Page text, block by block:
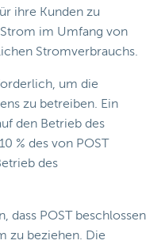
ihre Kunden zu
im Umfang von
Stromverbrauchs.
um die
zu betreiben. Ein
den Betrieb des
% des von POST
des
dass POST beschlossen
zu beziehen. Die